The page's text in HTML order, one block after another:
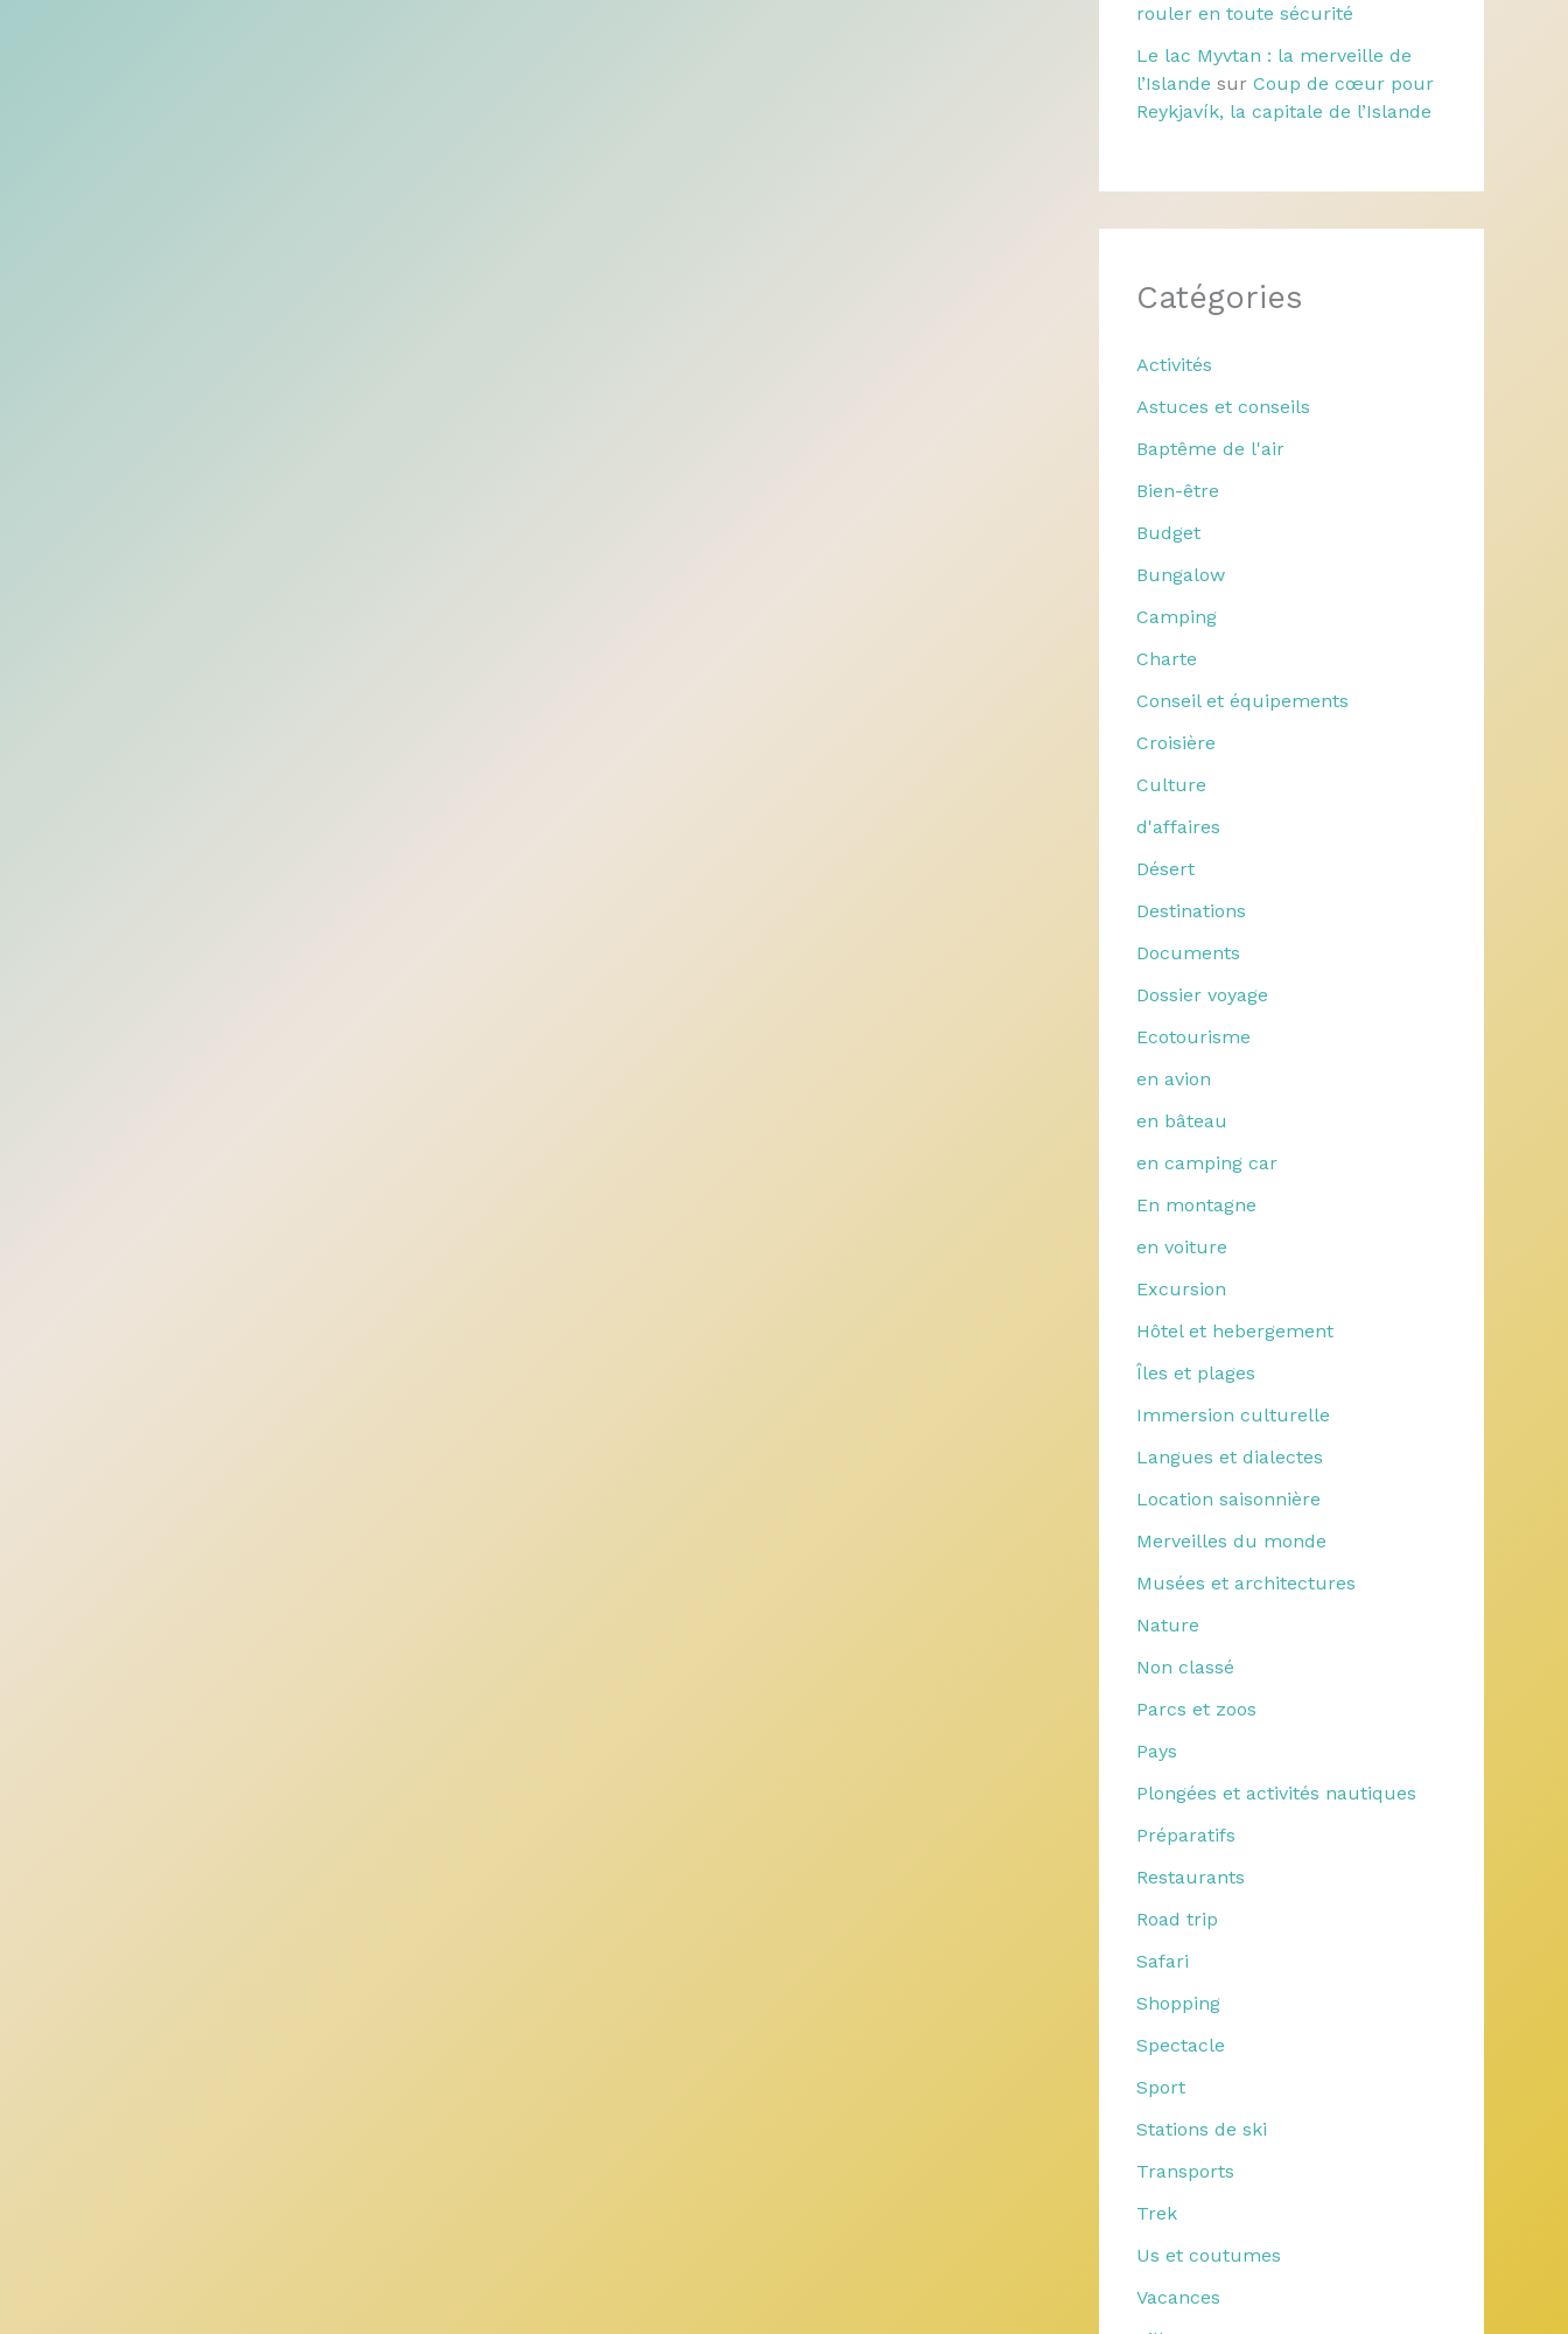
rouler en toute sécurité
Le lac Myvtan : la merveille de
l’Islande sur Coup de cœur pour
Reykjavík, la capitale de l’Islande
Catégories
Activités
Astuces et conseils
Baptême de l'air
Bien-être
Budget
Bungalow
Camping
Charte
Conseil et équipements
Croisière
Culture
d'affaires
Désert
Destinations
Documents
Dossier voyage
Ecotourisme
en avion
en bâteau
en camping car
En montagne
en voiture
Excursion
Hôtel et hebergement
Îles et plages
Immersion culturelle
Langues et dialectes
Location saisonnière
Merveilles du monde
Musées et architectures
Nature
Non classé
Parcs et zoos
Pays
Plongées et activités nautiques
Préparatifs
Restaurants
Road trip
Safari
Shopping
Spectacle
Sport
Stations de ski
Transports
Trek
Us et coutumes
Vacances